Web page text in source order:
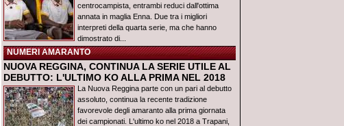
centrocampista, entrambi reduci dall'ottima
annata in maglia Enna. Due tra i migliori
interpreti della quarta serie, ma che hanno
dimostrato di...
NUMERI AMARANTO
NUOVA REGGINA, CONTINUA LA SERIE UTILE AL
DEBUTTO: L'ULTIMO KO ALLA PRIMA NEL 2018
La Nuova Reggina parte con un pari al debutto
assoluto, continua la recente tradizione
favorevole degli amaranto alla prima giornata
dei campionati. L'ultimo ko nel 2018 a Trapani,